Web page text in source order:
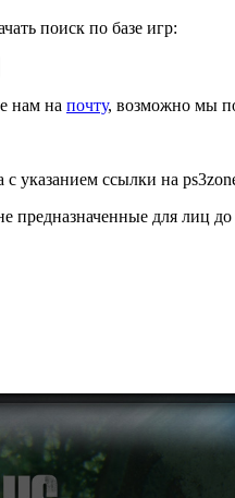
поиск по базе игр:
нам на почту, возможно мы
указанием ссылки на
предназначенные для лиц до